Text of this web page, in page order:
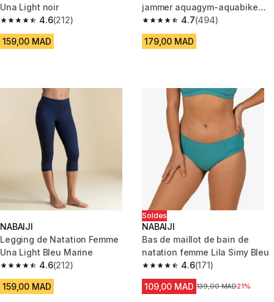
Una Light noir
4.6
4.6 out of 5 stars from 212 reviews
(212)
159,00 MAD
jammer aquagym-aquabike
femme mila noir
4.7
4.7 out of 5 stars from 494
(494)
179,00 MAD
NABAIJI
Legging de Natation Femme
Una Light Bleu Marine
4.6
4.6 out of 5 stars from 212 reviews
(212)
159,00 MAD
Soldes
NABAIJI
Bas de maillot de bain de
natation femme Lila Simy Bleu
4.6
4.6 out of 5 stars from 171
(171)
109,00 MAD Prix avant la réduction
139,00 MAD21%